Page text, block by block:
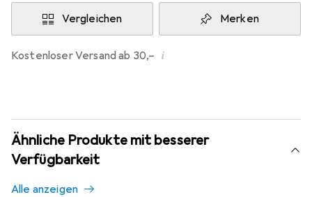
Vergleichen Merken
Kostenloser Versand ab 30,– i
Ähnliche Produkte mit besserer
Verfügbarkeit
Alle anzeigen